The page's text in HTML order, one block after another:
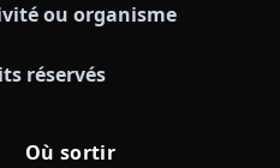
ou organisme
réservés
Où sortir